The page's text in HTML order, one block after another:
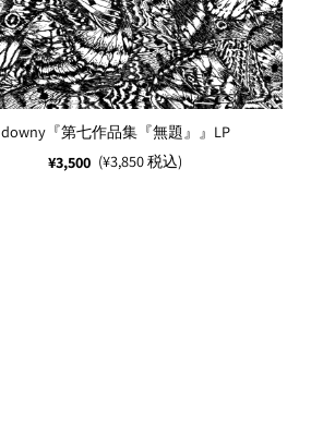
downy『第七作品集『無題』』LP
¥3,500 (¥3,850 税込)